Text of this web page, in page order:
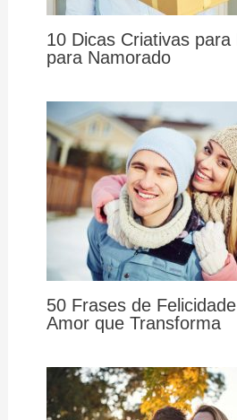
10 Dicas Criativas para
para Namorado
50 Frases de
Amor que Transforma